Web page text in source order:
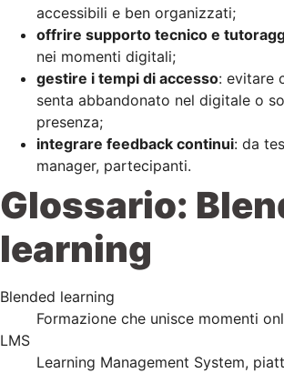
accessibili e ben organizzati;
offrire supporto tecnico e
nei momenti digitali;
gestire i tempi di accesso: evitare
senta abbandonato nel digitale o
presenza;
integrare feedback continui: da
manager, partecipanti.
Glossario:
learning
Blended learning
Formazione che unisce momenti
LMS
Learning Management System,